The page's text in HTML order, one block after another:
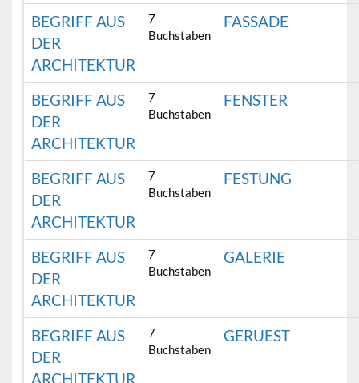
BEGRIFF AUS
DER
ARCHITEKTUR
7
Buchstaben
FASSADE
BEGRIFF AUS
DER
ARCHITEKTUR
7
Buchstaben
FENSTER
BEGRIFF AUS
DER
ARCHITEKTUR
7
Buchstaben
FESTUNG
BEGRIFF AUS
DER
ARCHITEKTUR
7
Buchstaben
GALERIE
BEGRIFF AUS
DER
ARCHITEKTUR
7
Buchstaben
GERUEST